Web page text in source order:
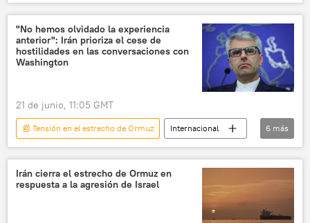
🌍 Oriente Medio
Irán
Estrecho de Ormuz
EEUU
relaciones internacionales
📰 Escalada entre EEUU, Israel e Irán
"No hemos olvidado la experiencia
anterior": Irán prioriza el cese de
hostilidades en las conversaciones con
Washington
21 de junio, 11:05 GMT
📰 Tensión en el estrecho de Ormuz
Internacional
🌍 Oriente Medio
Irán
EEUU
política
seguridad
📰 Escalada entre EEUU, Israel e Irán
6 más
Irán cierra el estrecho de Ormuz en
respuesta a la agresión de Israel